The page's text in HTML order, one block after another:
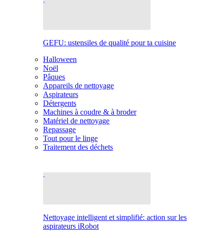
GEFU: ustensiles de qualité pour ta cuisine
Halloween
Noël
Pâques
Appareils de nettoyage
Aspirateurs
Détergents
Machines à coudre & à broder
Matériel de nettoyage
Repassage
Tout pour le linge
Traitement des déchets
Nettoyage intelligent et simplifié: action sur les
aspirateurs iRobot